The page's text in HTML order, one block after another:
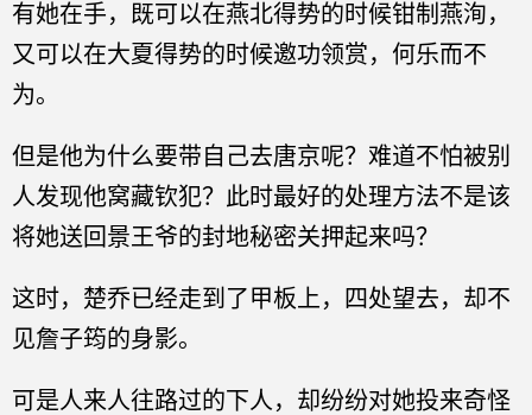
有她在手，既可以在燕北得势的时候钳制燕洵，
又可以在大夏得势的时候邀功领赏，何乐而不
为。
但是他为什么要带自己去唐京呢？难道不怕被别
人发现他窝藏钦犯？此时最好的处理方法不是该
将她送回景王爷的封地秘密关押起来吗？
这时，楚乔已经走到了甲板上，四处望去，却不
见詹子筠的身影。
可是人来人往路过的下人，却纷纷对她投来奇怪